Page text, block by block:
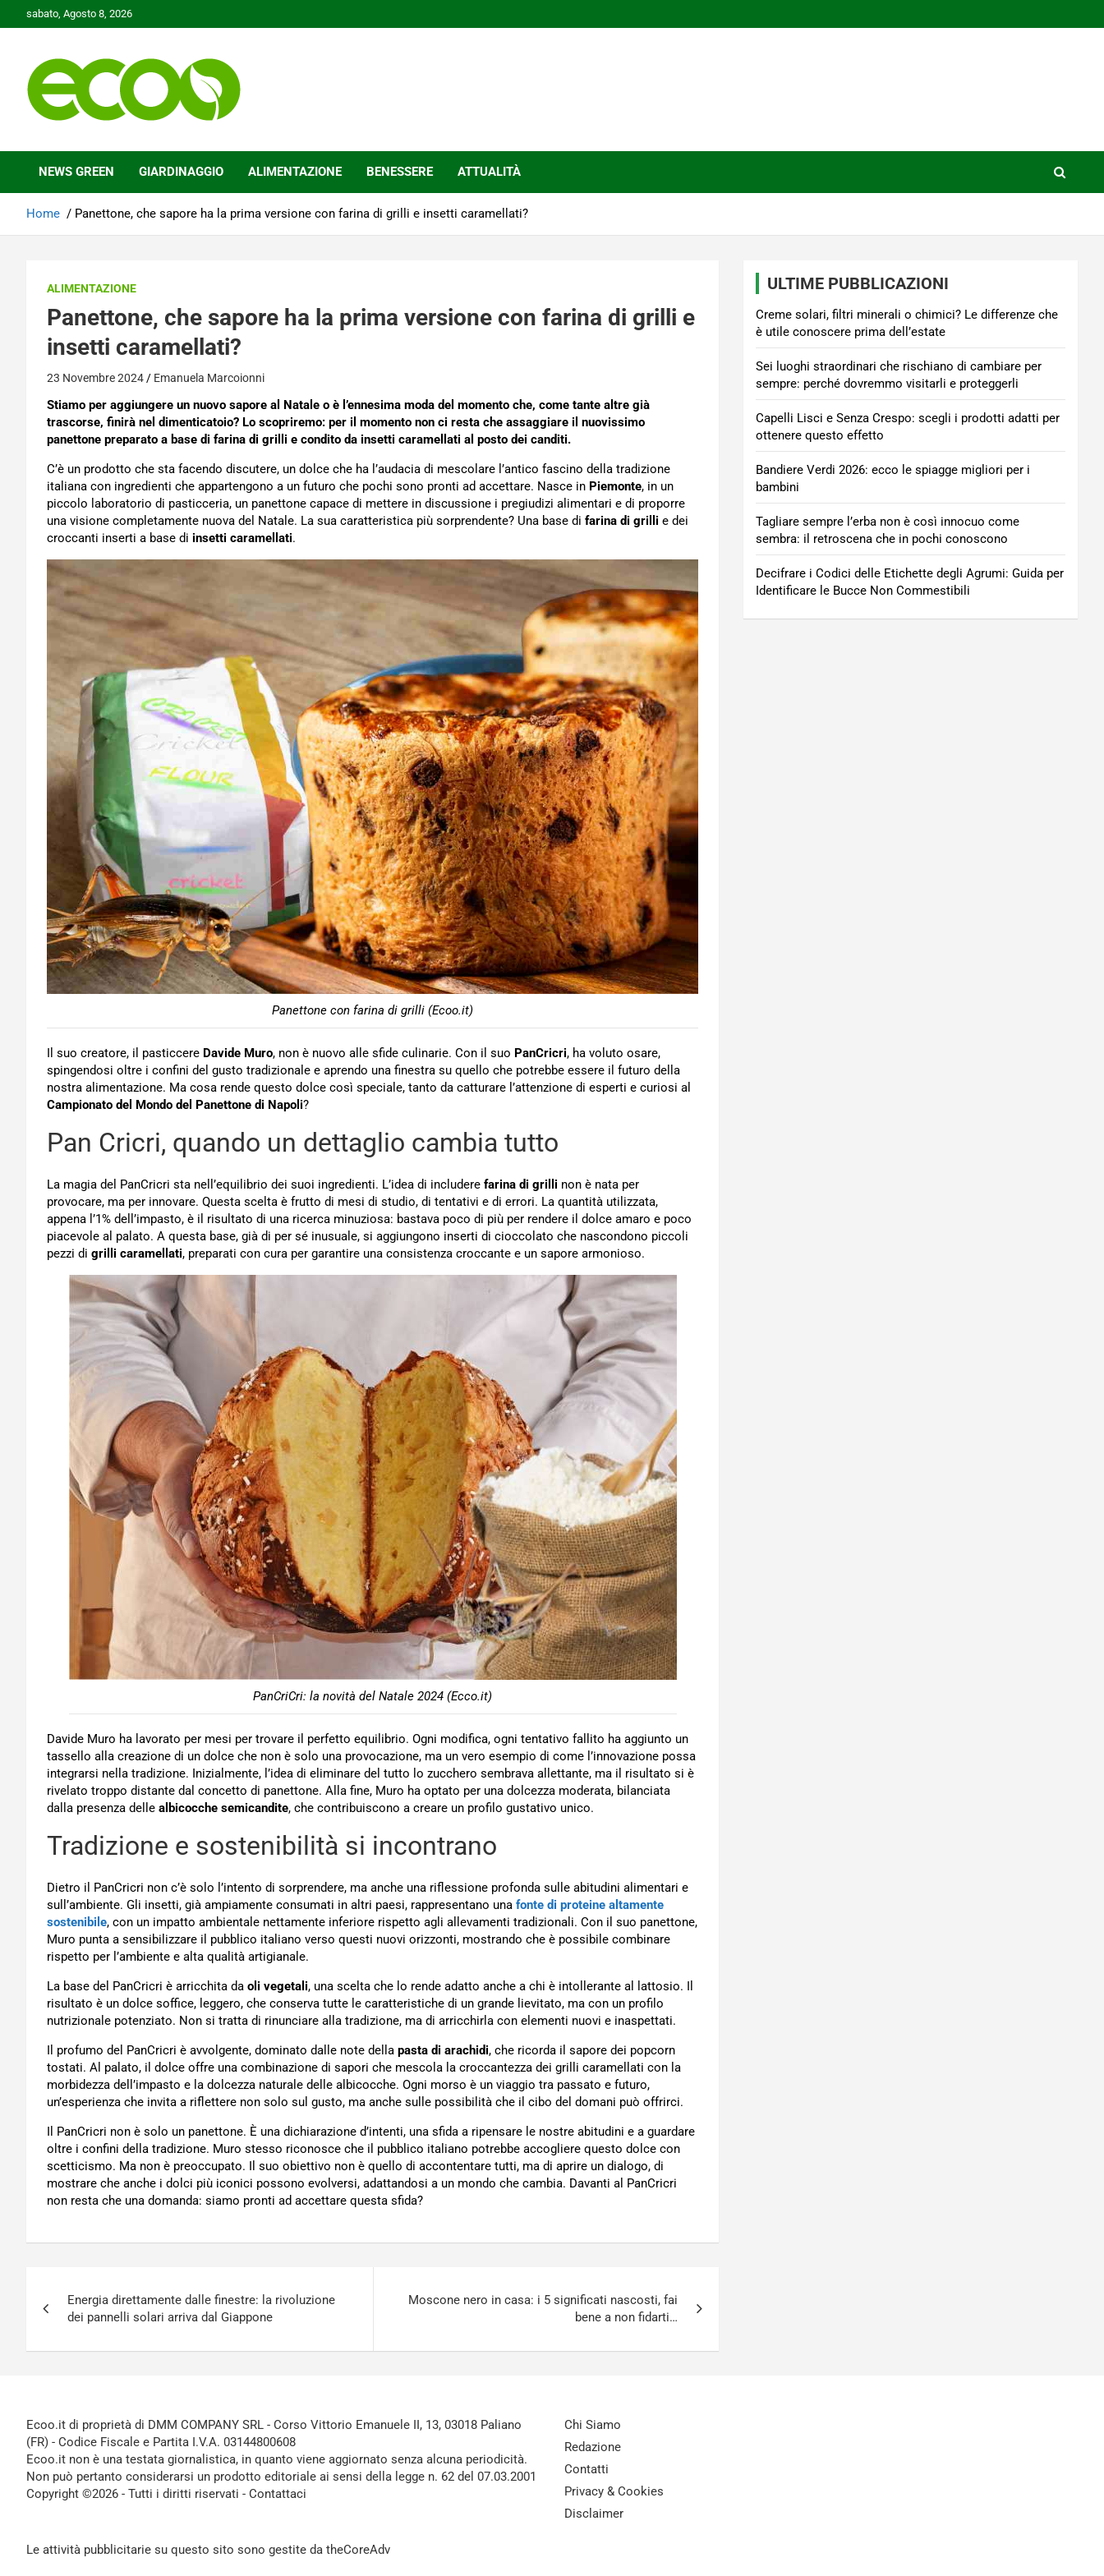
to
sabato, Agosto 8, 2026
Ecoo.it
NEWS GREEN GIARDINAGGIO ALIMENTAZIONE BENESSERE ATTUALITÀ
Home Panettone, che sapore ha la prima versione con farina di grilli e insetti caramellati?
ALIMENTAZIONE
Panettone, che sapore ha la prima versione con farina di grilli e
insetti caramellati?
23 Novembre 2024 Emanuela Marcoionni
Stiamo per aggiungere un nuovo sapore al Natale o è l’ennesima moda del momento che, come tante altre già
trascorse, finirà nel dimenticatoio? Lo scopriremo: per il momento non ci resta che assaggiare il nuovissimo
panettone preparato a base di farina di grilli e condito da insetti caramellati al posto dei canditi.
C’è un prodotto che sta facendo discutere, un dolce che ha l’audacia di mescolare l’antico fascino della tradizione
italiana con ingredienti che appartengono a un futuro che pochi sono pronti ad accettare. Nasce in Piemonte, in un
piccolo laboratorio di pasticceria, un panettone capace di mettere in discussione i pregiudizi alimentari e di proporre
una visione completamente nuova del Natale. La sua caratteristica più sorprendente? Una base di farina di grilli e dei
croccanti inserti a base di insetti caramellati.
Panettone con farina di grilli (Ecoo.it)
Il suo creatore, il pasticcere Davide Muro, non è nuovo alle sfide culinarie. Con il suo PanCricri, ha voluto osare,
spingendosi oltre i confini del gusto tradizionale e aprendo una finestra su quello che potrebbe essere il futuro della
nostra alimentazione. Ma cosa rende questo dolce così speciale, tanto da catturare l’attenzione di esperti e curiosi al
Campionato del Mondo del Panettone di Napoli?
Pan Cricri, quando un dettaglio cambia tutto
La magia del PanCricri sta nell’equilibrio dei suoi ingredienti. L’idea di includere farina di grilli non è nata per
provocare, ma per innovare. Questa scelta è frutto di mesi di studio, di tentativi e di errori. La quantità utilizzata,
appena l’1% dell’impasto, è il risultato di una ricerca minuziosa: bastava poco di più per rendere il dolce amaro e poco
piacevole al palato. A questa base, già di per sé inusuale, si aggiungono inserti di cioccolato che nascondono piccoli
pezzi di grilli caramellati, preparati con cura per garantire una consistenza croccante e un sapore armonioso.
PanCriCri: la novità del Natale 2024 (Ecco.it)
Davide Muro ha lavorato per mesi per trovare il perfetto equilibrio. Ogni modifica, ogni tentativo fallito ha aggiunto un
tassello alla creazione di un dolce che non è solo una provocazione, ma un vero esempio di come l’innovazione possa
integrarsi nella tradizione. Inizialmente, l’idea di eliminare del tutto lo zucchero sembrava allettante, ma il risultato si è
rivelato troppo distante dal concetto di panettone. Alla fine, Muro ha optato per una dolcezza moderata, bilanciata
dalla presenza delle albicocche semicandite, che contribuiscono a creare un profilo gustativo unico.
Tradizione e sostenibilità si incontrano
Dietro il PanCricri non c’è solo l’intento di sorprendere, ma anche una riflessione profonda sulle abitudini alimentari e
sull’ambiente. Gli insetti, già ampiamente consumati in altri paesi, rappresentano una fonte di proteine altamente
sostenibile, con un impatto ambientale nettamente inferiore rispetto agli allevamenti tradizionali. Con il suo panettone,
Muro punta a sensibilizzare il pubblico italiano verso questi nuovi orizzonti, mostrando che è possibile combinare
rispetto per l’ambiente e alta qualità artigianale.
La base del PanCricri è arricchita da oli vegetali, una scelta che lo rende adatto anche a chi è intollerante al lattosio. Il
risultato è un dolce soffice, leggero, che conserva tutte le caratteristiche di un grande lievitato, ma con un profilo
nutrizionale potenziato. Non si tratta di rinunciare alla tradizione, ma di arricchirla con elementi nuovi e inaspettati.
Il profumo del PanCricri è avvolgente, dominato dalle note della pasta di arachidi, che ricorda il sapore dei popcorn
tostati. Al palato, il dolce offre una combinazione di sapori che mescola la croccantezza dei grilli caramellati con la
morbidezza dell’impasto e la dolcezza naturale delle albicocche. Ogni morso è un viaggio tra passato e futuro,
un’esperienza che invita a riflettere non solo sul gusto, ma anche sulle possibilità che il cibo del domani può offrirci.
Il PanCricri non è solo un panettone. È una dichiarazione d’intenti, una sfida a ripensare le nostre abitudini e a guardare
oltre i confini della tradizione. Muro stesso riconosce che il pubblico italiano potrebbe accogliere questo dolce con
scetticismo. Ma non è preoccupato. Il suo obiettivo non è quello di accontentare tutti, ma di aprire un dialogo, di
mostrare che anche i dolci più iconici possono evolversi, adattandosi a un mondo che cambia. Davanti al PanCricri
non resta che una domanda: siamo pronti ad accettare questa sfida?
articoli
Energia direttamente dalle finestre: la rivoluzione
dei pannelli solari arriva dal Giappone
Moscone nero in casa: i 5 significati nascosti, fai
bene a non fidarti…
ULTIME PUBBLICAZIONI
Creme solari, filtri minerali o chimici? Le differenze che
è utile conoscere prima dell’estate
Sei luoghi straordinari che rischiano di cambiare per
sempre: perché dovremmo visitarli e proteggerli
Capelli Lisci e Senza Crespo: scegli i prodotti adatti per
ottenere questo effetto
Bandiere Verdi 2026: ecco le spiagge migliori per i
bambini
Tagliare sempre l’erba non è così innocuo come
sembra: il retroscena che in pochi conoscono
Decifrare i Codici delle Etichette degli Agrumi: Guida per
Identificare le Bucce Non Commestibili
Ecoo.it di proprietà di DMM COMPANY SRL - Corso Vittorio Emanuele II, 13, 03018 Paliano
(FR) - Codice Fiscale e Partita I.V.A. 03144800608
Ecoo.it non è una testata giornalistica, in quanto viene aggiornato senza alcuna periodicità.
Non può pertanto considerarsi un prodotto editoriale ai sensi della legge n. 62 del 07.03.2001
Copyright ©2026 - Tutti i diritti riservati - Contattaci
Le attività pubblicitarie su questo sito sono gestite da theCoreAdv
Chi Siamo
Redazione
Contatti
Privacy & Cookies
Disclaimer